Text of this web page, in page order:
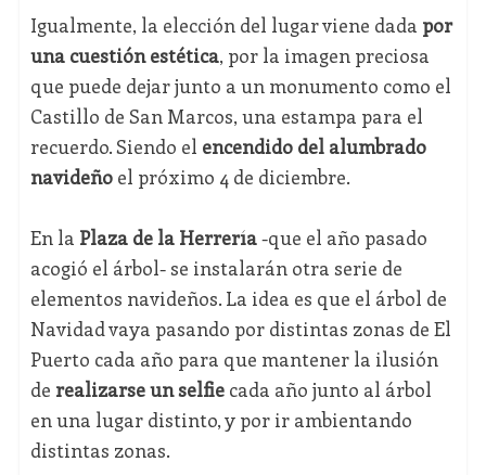
Igualmente, la elección del lugar viene dada por
una cuestión estética, por la imagen preciosa
que puede dejar junto a un monumento como el
Castillo de San Marcos, una estampa para el
recuerdo. Siendo el encendido del alumbrado
navideñoel próximo 4 de diciembre.
En la Plaza de la Herrería-que el año pasado
acogió el árbol- se instalarán otra serie de
elementos navideños. La idea es que el árbol de
Navidad vaya pasando por distintas zonas de El
Puerto cada año para que mantener la ilusión
de realizarse un selfiecada año junto al árbol
en una lugar distinto, y por ir ambientando
distintas zonas.